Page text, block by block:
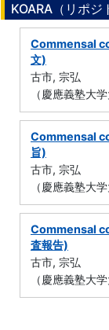
KOARA（リポ
Commensal
文)
古市, 宗弘
（慶應義塾大
Commensal
旨)
古市, 宗弘
（慶應義塾大
Commensal
査報告)
古市, 宗弘
（慶應義塾大